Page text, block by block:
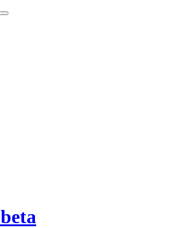
beta